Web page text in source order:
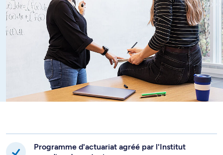
Programme d'actuariat agréé par l'Institut